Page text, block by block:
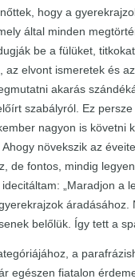
hogy a
által minden
be a fülüket,
az elvont ismeretek és
akarás
szabályról. Ez
nagyon is követni
növekszik az
de fontos, mindig
„Maradjon a
belőlük. Így tett a
a
egészen fiatalon